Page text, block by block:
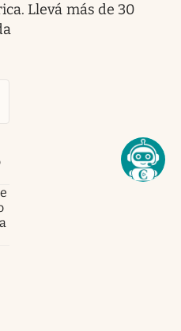
Llevá más de 30